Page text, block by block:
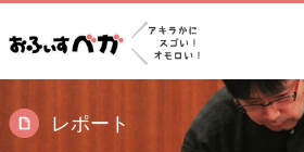
レポート